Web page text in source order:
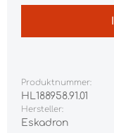
Produktnummer:
HL188958.91.01
Hersteller:
Eskadron